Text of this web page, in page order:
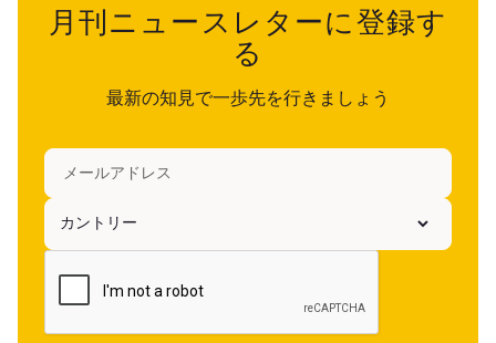
月刊ニュースレターに登録す
る
最新の知見で一歩先を行きましょう